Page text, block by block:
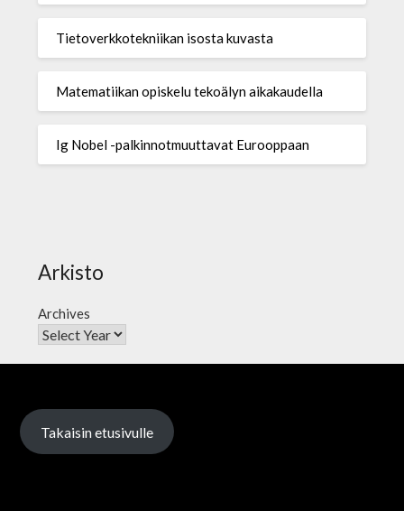
Tietoverkkotekniikan isosta kuvasta
Matematiikan opiskelu tekoälyn aikakaudella
Ig Nobel -palkinnotmuuttavat Eurooppaan
Arkisto
Archives
Takaisin etusivulle